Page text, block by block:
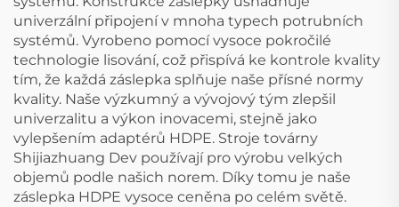
univerzální připojení v mnoha typech potrubních
systémů. Vyrobeno pomocí vysoce pokročilé
technologie lisování, což přispívá ke kontrole kvality
tím, že každá záslepka splňuje naše přísné normy
kvality. Naše výzkumný a vývojový tým zlepšil
univerzalitu a výkon inovacemi, stejně jako
vylepšením adaptérů HDPE. Stroje továrny
Shijiazhuang Dev používají pro výrobu velkých
objemů podle našich norem. Díky tomu je naše
záslepka HDPE vysoce ceněna po celém světě.